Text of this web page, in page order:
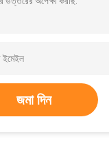
জমা দিন